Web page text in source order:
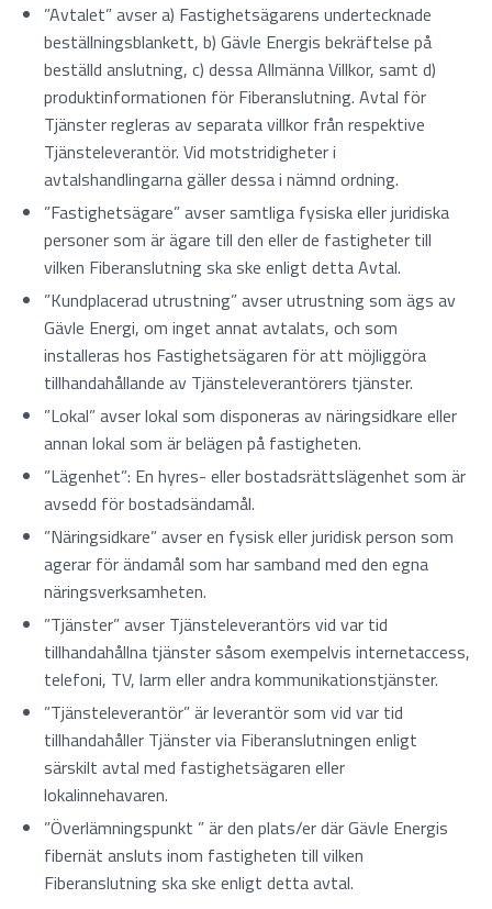
”Avtalet” avser a) Fastighetsägarens undertecknade
beställningsblankett, b) Gävle Energis bekräftelse på
beställd anslutning, c) dessa Allmänna Villkor, samt d)
produktinformationen för Fiberanslutning. Avtal för
Tjänster regleras av separata villkor från respektive
Tjänsteleverantör. Vid motstridigheter i
avtalshandlingarna gäller dessa i nämnd ordning.
”Fastighetsägare” avser samtliga fysiska eller juridiska
personer som är ägare till den eller de fastigheter till
vilken Fiberanslutning ska ske enligt detta Avtal.
”Kundplacerad utrustning” avser utrustning som ägs av
Gävle Energi, om inget annat avtalats, och som
installeras hos Fastighetsägaren för att möjliggöra
tillhandahållande av Tjänsteleverantörers tjänster.
”Lokal” avser lokal som disponeras av näringsidkare eller
annan lokal som är belägen på fastigheten.
”Lägenhet”: En hyres- eller bostadsrättslägenhet som är
avsedd för bostadsändamål.
”Näringsidkare” avser en fysisk eller juridisk person som
agerar för ändamål som har samband med den egna
näringsverksamheten.
”Tjänster” avser Tjänsteleverantörs vid var tid
tillhandahållna tjänster såsom exempelvis internetaccess,
telefoni, TV, larm eller andra kommunikationstjänster.
”Tjänsteleverantör” är leverantör som vid var tid
tillhandahåller Tjänster via Fiberanslutningen enligt
särskilt avtal med fastighetsägaren eller
lokalinnehavaren.
”Överlämningspunkt ” är den plats/er där Gävle Energis
fibernät ansluts inom fastigheten till vilken
Fiberanslutning ska ske enligt detta avtal.